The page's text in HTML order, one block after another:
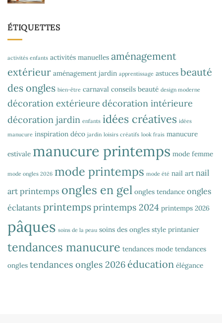
ÉTIQUETTES
activités enfants activités manuelles aménagement
extérieur aménagement jardin apprentissage astuces beauté
des ongles bien-être carnaval conseils beauté design moderne
décoration extérieure décoration intérieure
décoration jardin enfants idées créatives idées
manucure inspiration déco jardin loisirs créatifs look frais manucure
estivale manucure printemps mode femme
mode ongles 2026 mode printemps mode été nail art nail
art printemps ongles en gel ongles tendance ongles
éclatants printempsprintemps 2024 printemps 2026
pâques soins de la peau soins des ongles style printanier
tendances manucure tendances mode tendances
ongles tendances ongles 2026 éducation élégance